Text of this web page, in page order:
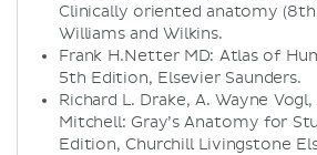
Clinically oriented anatomy
Williams and Wilkins.
Frank H.Netter MD: Atlas of
5th Edition, Elsevier Saunders.
Richard L. Drake, A. Wayne Vogl,
Mitchell: Gray’s Anatomy for
Edition, Churchill Livingstone